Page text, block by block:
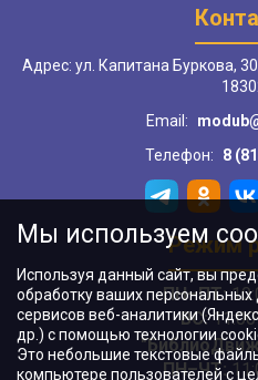
Адрес: ул. Капитана Буркова,
Email:
Телефон:
8
Режим
ПН–ПТ:
ВС:
ПН–ЧТ:
Мы используем
Используя данный сайт, вы
обработку ваших
сервисов веб-аналитики
др.) с помощью технологии
Это небольшие текстовые
компьютере пользователей с